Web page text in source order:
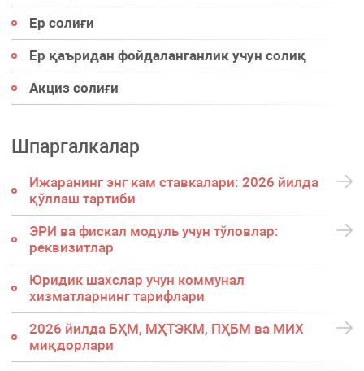
Ер солиғи
Ер қаъридан фойдаланганлик учун солиқ
Акциз солиғи
Шпаргалкалар
Ижаранинг энг кам ставкалари: 2026 йилда
қўллаш тартиби
ЭРИ ва фискал модуль учун тўловлар:
реквизитлар
Юридик шахслар учун коммунал
хизматларнинг тарифлари
2026 йилда БҲМ, МҲТЭКМ, ПҲБМ ва МИХ
миқдорлари